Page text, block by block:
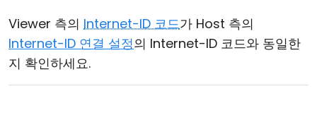
Viewer 측의 Internet-ID 코드가 Host 측의
Internet-ID 연결 설정의 Internet-ID 코드와 동일한
지 확인하세요.